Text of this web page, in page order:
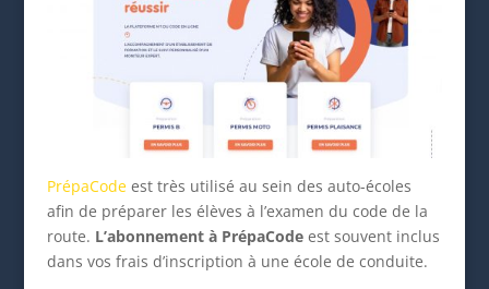
PrépaCodeest très utilisé au sein des auto-écoles
afin de préparer les élèves à l’examen du code de la
route. L’abonnement à PrépaCodeest souvent inclus
dans vos frais d’inscription à une école de conduite.